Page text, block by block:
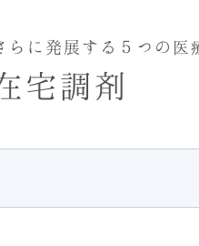
らに発展する５つの医
宅調剤